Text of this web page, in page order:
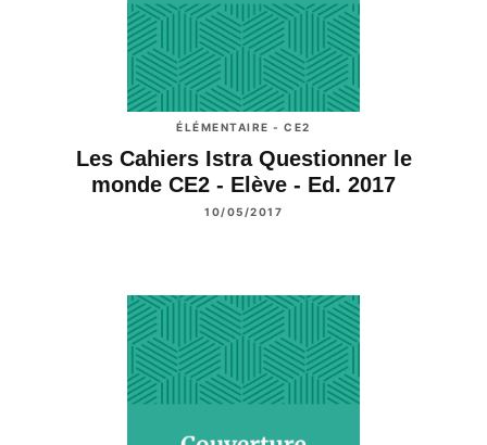
ÉLÉMENTAIRE - CE2
Les Cahiers Istra Questionner le
monde CE2 - Elève - Ed. 2017
10/05/2017